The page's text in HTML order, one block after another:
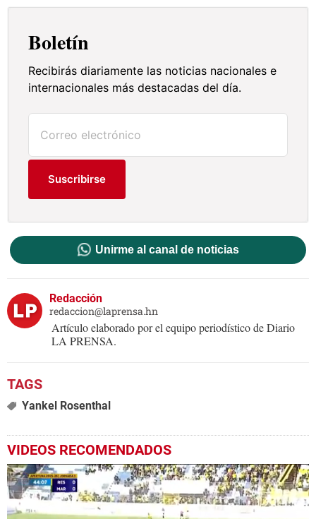
Boletín
Recibirás diariamente las noticias nacionales e
internacionales más destacadas del día.
Suscribirse
Unirme al canal de noticias
Redacción
redaccion@laprensa.hn
Artículo elaborado por el equipo periodístico de Diario
LA PRENSA.
Yankel Rosenthal
VIDEOS RECOMENDADOS